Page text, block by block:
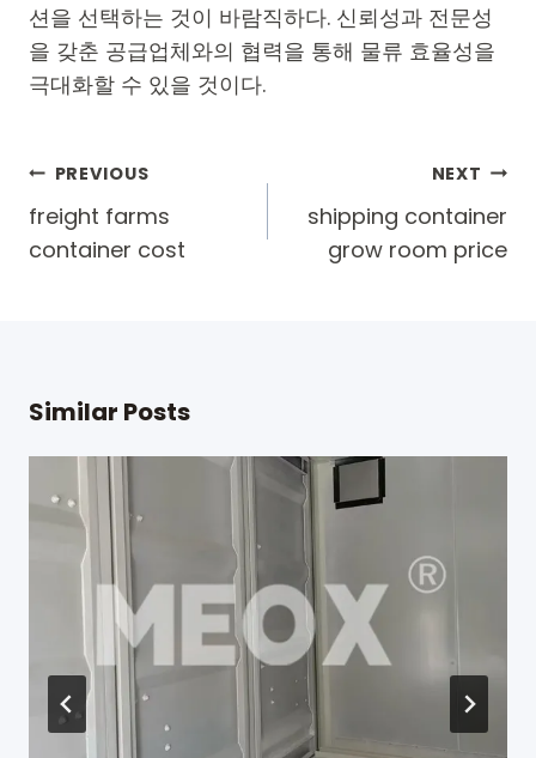
션을 선택하는 것이 바람직하다. 신뢰성과 전문성
을 갖춘 공급업체와의 협력을 통해 물류 효율성을
극대화할 수 있을 것이다.
Post
navigation
PREVIOUS
freight farms
container cost
NEXT
shipping container
grow room price
Similar Posts